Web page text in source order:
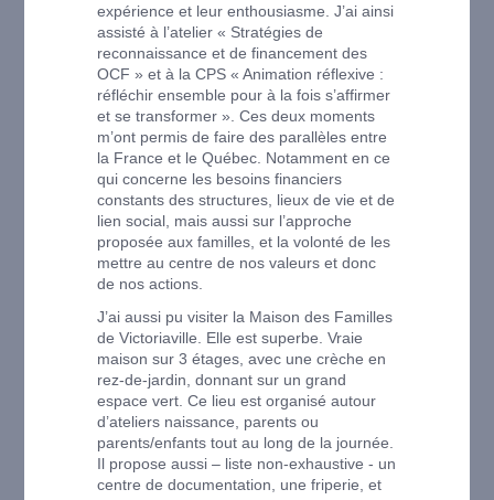
expérience et leur enthousiasme. J’ai ainsi
assisté à l’atelier « Stratégies de
reconnaissance et de financement des
OCF » et à la CPS « Animation réflexive :
réfléchir ensemble pour à la fois s’affirmer
et se transformer ». Ces deux moments
m’ont permis de faire des parallèles entre
la France et le Québec. Notamment en ce
qui concerne les besoins financiers
constants des structures, lieux de vie et de
lien social, mais aussi sur l’approche
proposée aux familles, et la volonté de les
mettre au centre de nos valeurs et donc
de nos actions.
J’ai aussi pu visiter la Maison des Familles
de Victoriaville. Elle est superbe. Vraie
maison sur 3 étages, avec une crèche en
rez-de-jardin, donnant sur un grand
espace vert. Ce lieu est organisé autour
d’ateliers naissance, parents ou
parents/enfants tout au long de la journée.
Il propose aussi – liste non-exhaustive - un
centre de documentation, une friperie, et